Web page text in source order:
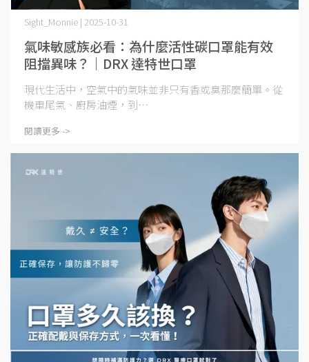
氣味敏感族必看：為什麼活性碳口罩能有效
阻擋異味？｜DRX 達特世口罩
Sight_Monnie | 2025-10-31
現代生活中，空氣中的氣味並非只有香或臭那麼簡單。從
機車尾氣、廚房油煙，到⋯
閱讀更多 ->